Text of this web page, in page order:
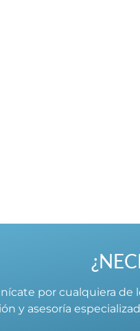
por cualquiera de
y asesoría